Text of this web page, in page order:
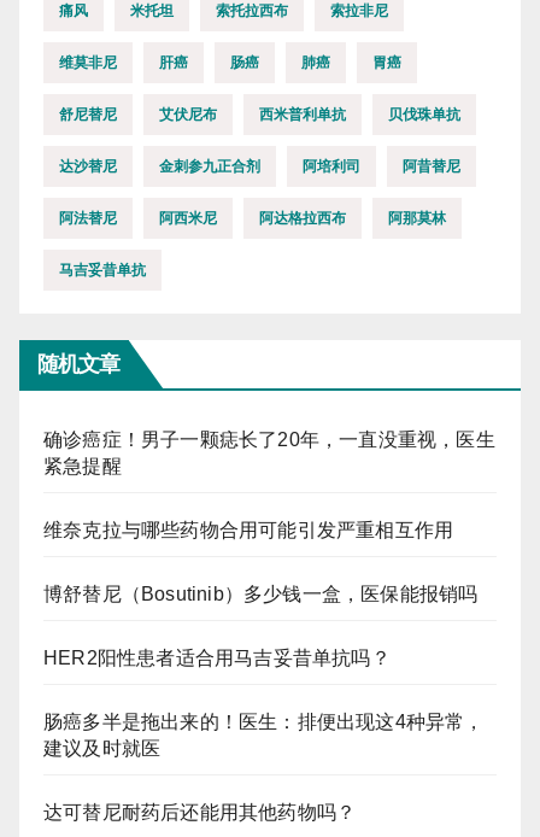
痛风 米托坦 索托拉西布 索拉非尼
维莫非尼 肝癌 肠癌 肺癌 胃癌
舒尼替尼 艾伏尼布 西米普利单抗 贝伐珠单抗
达沙替尼 金刺参九正合剂 阿培利司 阿昔替尼
阿法替尼 阿西米尼 阿达格拉西布 阿那莫林
马吉妥昔单抗
随机文章
确诊癌症！男子一颗痣长了20年，一直没重视，医生
紧急提醒
维奈克拉与哪些药物合用可能引发严重相互作用
博舒替尼（Bosutinib）多少钱一盒，医保能报销吗
HER2阳性患者适合用马吉妥昔单抗吗？
肠癌多半是拖出来的！医生：排便出现这4种异常，
建议及时就医
达可替尼耐药后还能用其他药物吗？